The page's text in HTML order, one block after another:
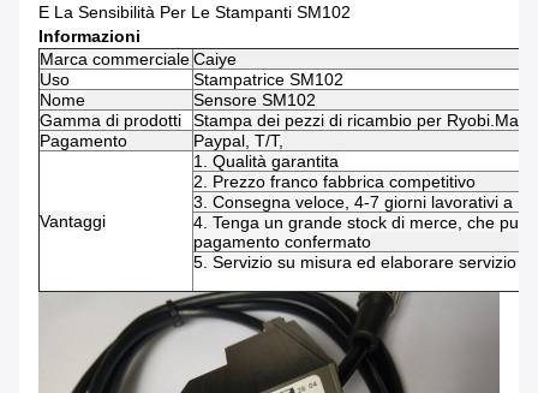
E La Sensibilità Per Le Stampanti SM102
Informazioni
Marca commercialeCaiye
Uso
Stampatrice SM102
Nome
Sensore SM102
Gamma di prodotti
Stampa dei pezzi di ricambio per Ryobi.Man
Pagamento
Paypal, T/T,
Vantaggi
1. Qualità garantita
2. Prezzo franco fabbrica competitivo
3. Consegna veloce, 4-7 giorni lavorativi a
4. Tenga un grande stock di merce, che
pagamento confermato
5. Servizio su misura ed elaborare servizio